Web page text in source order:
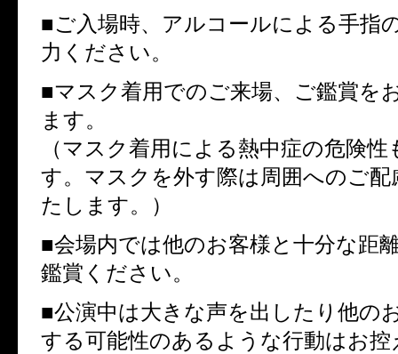
■ご入場時、アルコールによる手指
力ください。
■マスク着用でのご来場、ご鑑賞を
ます。
（マスク着用による熱中症の危険
す。マスクを外す際は周囲へのご
たします。）
■会場内では他のお客様と十分な距
鑑賞ください。
■公演中は大きな声を出したり他の
する可能性のあるような行動はお